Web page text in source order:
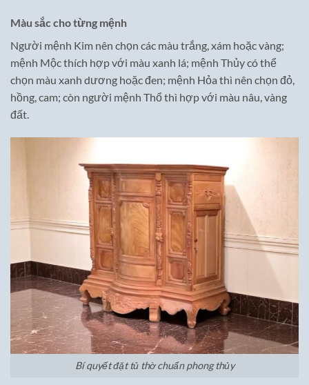
Màu sắc cho từng mệnh
Người mệnh Kim nên chọn các màu trắng, xám hoặc vàng;
mệnh Mộc thích hợp với màu xanh lá; mệnh Thủy có thể
chọn màu xanh dương hoặc đen; mệnh Hỏa thì nên chọn đỏ,
hồng, cam; còn người mệnh Thổ thì hợp với màu nâu, vàng
đất.
Bí quyết đặt tủ thờ chuẩn phong thủy